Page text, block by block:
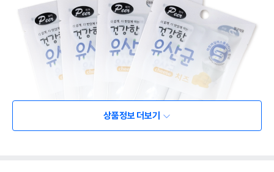
상품정보 더보기